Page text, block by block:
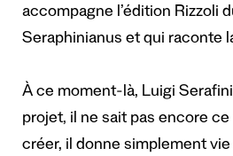
accompagne l’édition Rizzoli
Seraphinianus et qui raconte
À ce moment-là, Luigi Serafini
projet, il ne sait pas encore ce
créer, il donne simplement vie